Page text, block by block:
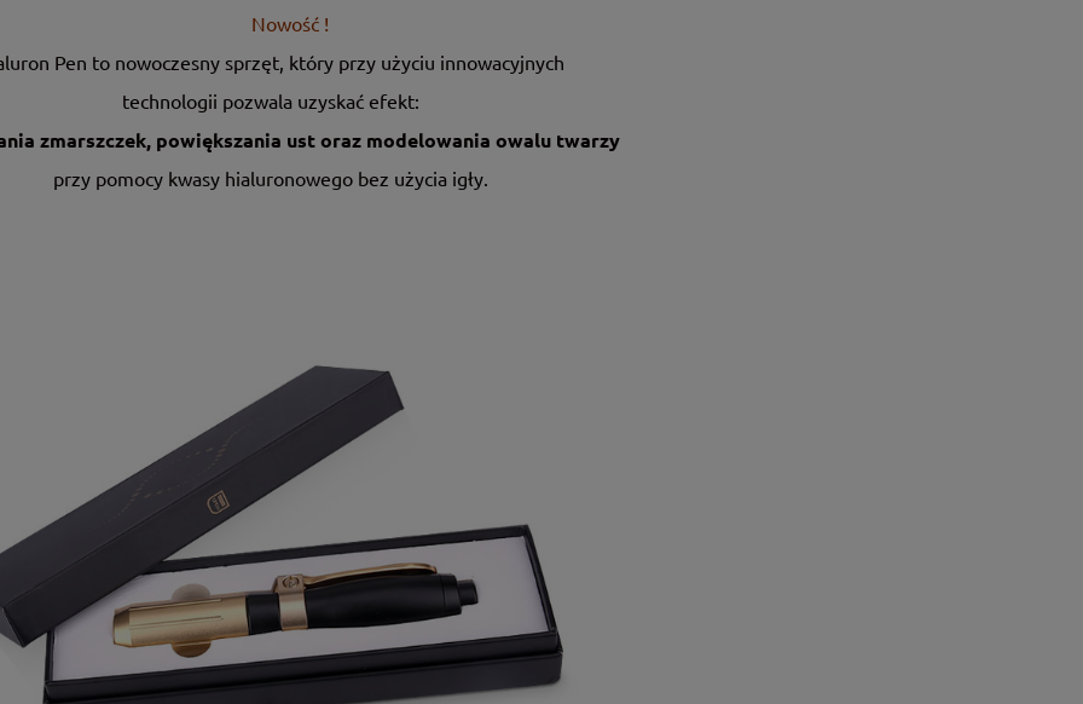
Nowość !
Pen to nowoczesny sprzęt, który przy użyciu innowacyjnych
technologii pozwala uzyskać efekt:
zmarszczek, powiększania ust oraz modelowania owalu twarzy
przy pomocy kwasy hialuronowego bez użycia igły.